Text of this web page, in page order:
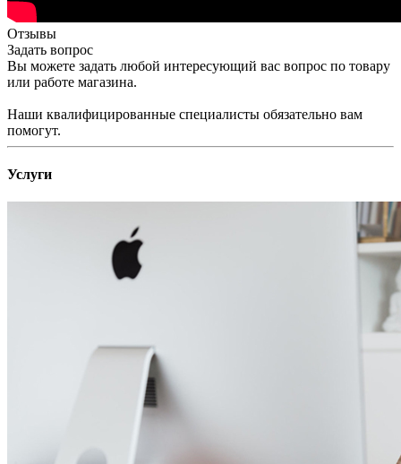
Отзывы
Задать вопрос
Вы можете задать любой интересующий вас вопрос по товару
или работе магазина.
Наши квалифицированные специалисты обязательно вам
помогут.
Услуги